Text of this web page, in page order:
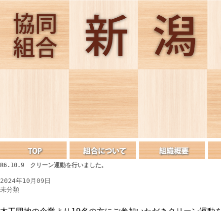
R6.10.9 クリーン運動を行いました。
2024年10月09日
未分類